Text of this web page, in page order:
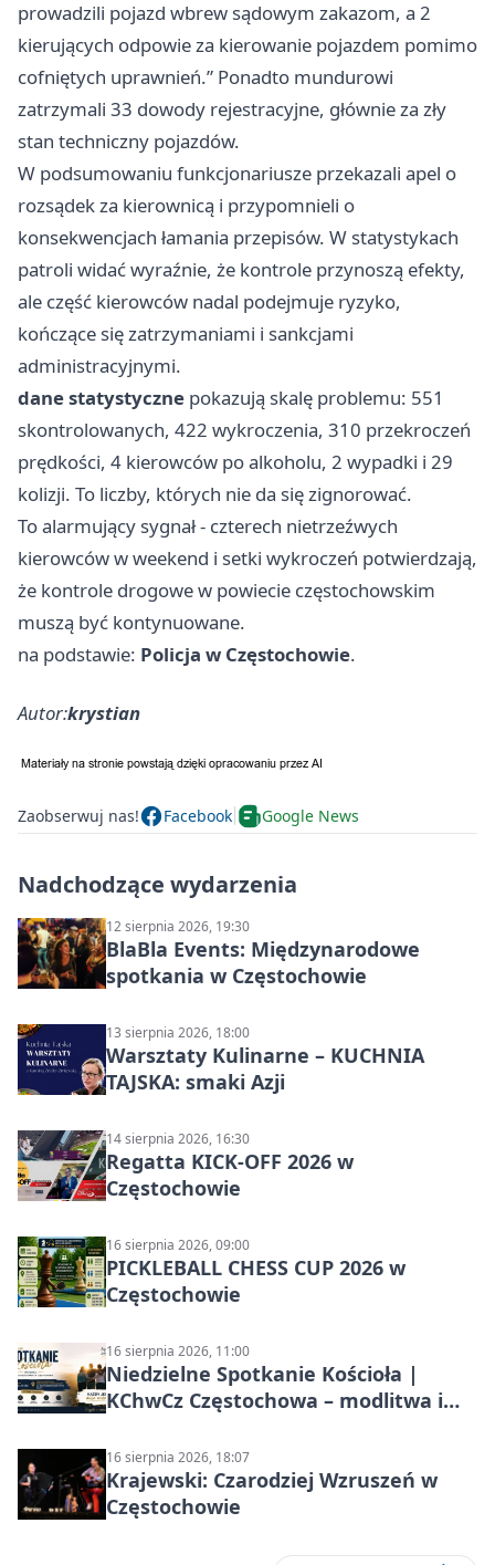
prowadzili pojazd wbrew sądowym zakazom, a 2
kierujących odpowie za kierowanie pojazdem pomimo
cofniętych uprawnień.” Ponadto mundurowi
zatrzymali 33 dowody rejestracyjne, głównie za zły
stan techniczny pojazdów.
W podsumowaniu funkcjonariusze przekazali apel o
rozsądek za kierownicą i przypomnieli o
konsekwencjach łamania przepisów. W statystykach
patroli widać wyraźnie, że kontrole przynoszą efekty,
ale część kierowców nadal podejmuje ryzyko,
kończące się zatrzymaniami i sankcjami
administracyjnymi.
dane statystyczne pokazują skalę problemu: 551
skontrolowanych, 422 wykroczenia, 310 przekroczeń
prędkości, 4 kierowców po alkoholu, 2 wypadki i 29
kolizji. To liczby, których nie da się zignorować.
To alarmujący sygnał - czterech nietrzeźwych
kierowców w weekend i setki wykroczeń potwierdzają,
że kontrole drogowe w powiecie częstochowskim
muszą być kontynuowane.
na podstawie: Policja w Częstochowie.
Autor:krystian
Zaobserwuj nas! Facebook Google News
Nadchodzące wydarzenia
12 sierpnia 2026, 19:30
BlaBla Events: Międzynarodowe
spotkania w Częstochowie
13 sierpnia 2026, 18:00
Warsztaty Kulinarne – KUCHNIA
TAJSKA: smaki Azji
14 sierpnia 2026, 16:30
Regatta KICK-OFF 2026 w
Częstochowie
16 sierpnia 2026, 09:00
PICKLEBALL CHESS CUP 2026 w
Częstochowie
16 sierpnia 2026, 11:00
Niedzielne Spotkanie Kościoła |
KChwCz Częstochowa – modlitwa i
16 sierpnia 2026, 18:07
Krajewski: Czarodziej Wzruszeń w
Częstochowie